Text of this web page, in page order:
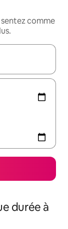
comme
vers le
durée à